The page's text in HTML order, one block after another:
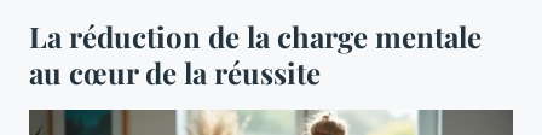
La réduction de la charge mentale
au cœur de la réussite